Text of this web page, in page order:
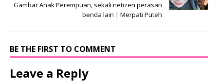
Gambar Anak Perempuan, sekali netizen perasan
benda lain | Merpati Puteh
BE THE FIRST TO COMMENT
Leave a Reply